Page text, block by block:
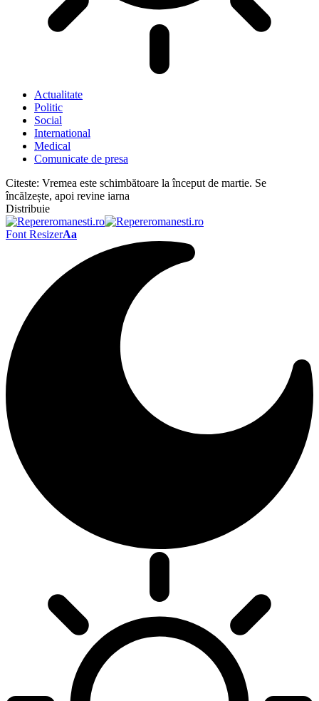
Actualitate
Politic
Social
International
Medical
Comunicate de presa
Citeste: Vremea este schimbătoare la început de martie. Se
încălzește, apoi revine iarna
Distribuie
Font ResizerAa